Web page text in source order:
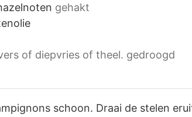
gehakt
of diepvries of theel. gedroogd
schoon. Draai de stelen